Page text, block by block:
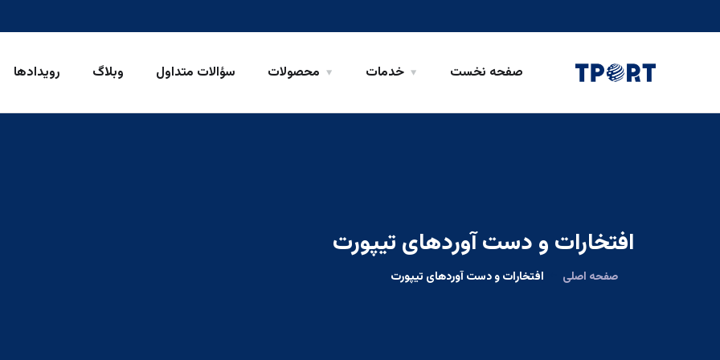
صفحه نخست خدمات محصولات سؤالات متداول وبلاگ رویدادها
افتخارات و دست آوردهای تیپورت
صفحه اصلی افتخارات و دست آوردهای تیپورت